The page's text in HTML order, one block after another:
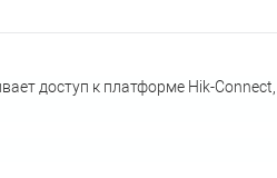
доступ к платформе Hik-Connect,